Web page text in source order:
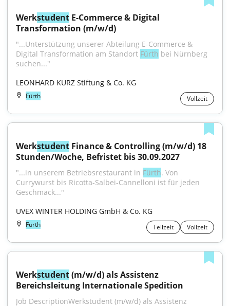
Werkstudent E-Commerce & Digital
Transformation (m/w/d)
"...Unterstützung unserer Abteilung E-Commerce &
Digital Transformation am Standort Fürth bei Nürnberg
suchen..."
LEONHARD KURZ Stiftung & Co. KG
Fürth Vollzeit
Werkstudent Finance & Controlling (m/w/d) 18
Stunden/Woche, Befristet bis 30.09.2027
"...in unserem Betriebsrestaurant in Fürth. Von
Currywurst bis Ricotta-Salbei-Cannelloni ist für jeden
Geschmack..."
UVEX WINTER HOLDING GmbH & Co. KG
Fürth Teilzeit Vollzeit
Werkstudent (m/w/d) als Assistenz
Bereichsleitung Internationale Spedition
Job DescriptionWerkstudent (m/w/d) als Assistenz